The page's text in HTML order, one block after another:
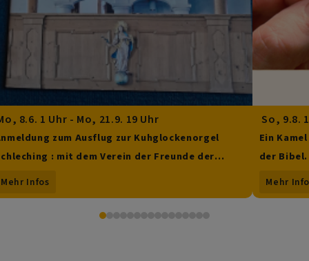
8.6. 1 Uhr - Mo, 21.9. 19 Uhr
zum Ausflug zur Kuhglockenorgel
: mit dem Verein der Freunde der
Mehr Infos
So, 9.8.
Ein
der
Mehr